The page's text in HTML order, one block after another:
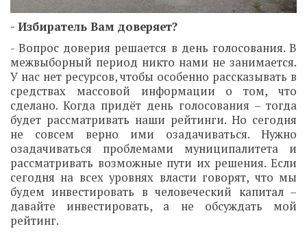
- Избиратель Вам доверяет?
- Вопрос доверия решается в день голосования. В
межвыборный период никто нами не занимается.
У нас нет ресурсов, чтобы особенно рассказывать в
средствах массовой информации о том, что
сделано. Когда придёт день голосования – тогда
будет рассматривать наши рейтинги. Но сегодня
не совсем верно ими озадачиваться. Нужно
озадачиваться проблемами муниципалитета и
рассматривать возможные пути их решения. Если
сегодня на всех уровнях власти говорят, что мы
будем инвестировать в человеческий капитал –
давайте инвестировать, а не обсуждать мой
рейтинг.